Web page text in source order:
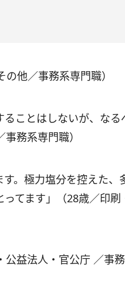
他／事務系専門職）
ことはしないが、なる
務系専門職）
。極力塩分を控えた、
てます」（28歳／印
益法人・官公庁 ／事務